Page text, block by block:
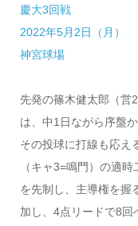
慶大3回戦
2022年5月2日（月）
神宮球場
先発の篠木健太郎（営2
は、中1日ながら序盤
その投球に打線も応え
（キャ3=鳴門）の適
を先制し、主導権を握
加し、4点リードで8回